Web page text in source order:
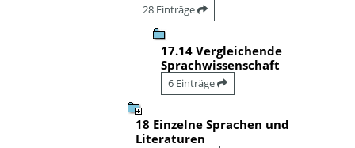
28 Einträge
17.14 Vergleichende
Sprachwissenschaft
6 Einträge
18 Einzelne Sprachen und
Literaturen